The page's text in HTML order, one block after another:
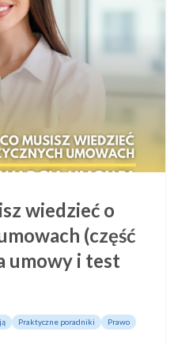
wiedzieć o
(część
umowy i test
Praktyczne poradniki
Prawo